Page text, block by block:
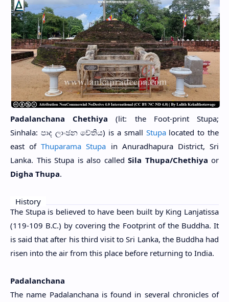
Padalanchana Chethiya (lit: the Foot-print Stupa;
Sinhala: පාද ලාංඡන චේතිය) is a small Stupalocated to the
east ofThuparama Stupa in Anuradhapura District, Sri
Lanka. This Stupa is also called Sila Thupa/Chethiya or
Digha Thupa.
History
The Stupa is believed to have been built by King Lanjatissa
(119-109 B.C.) by covering the Footprint of the Buddha. It
is said that after his third visit to Sri Lanka, the Buddha had
risen into the air from this place before returning to India.
Padalanchana
The name Padalanchana is found in several chronicles of